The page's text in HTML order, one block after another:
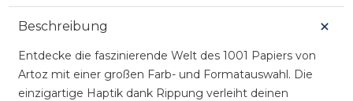
Beschreibung
Entdecke die faszinierende Welt des 1001 Papiers von
Artoz mit einer großen Farb- und Formatauswahl. Die
einzigartige Haptik dank Rippung verleiht deinen